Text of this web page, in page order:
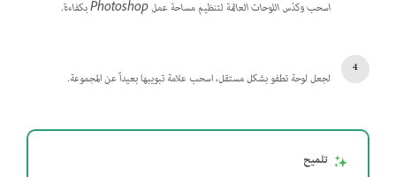
اسحب وكدّس اللوحات العائمة لتنظيم مساحة عمل Photoshop بكفاءة.
لجعل لوحة تطفو بشكل مستقل، اسحب علامة تبويبها بعيداً عن المجموعة.
تلميح